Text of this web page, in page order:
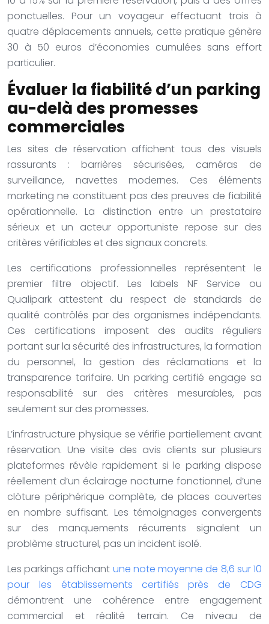
ponctuelles. Pour un voyageur effectuant trois à
quatre déplacements annuels, cette pratique génère
30 à 50 euros d’économies cumulées sans effort
particulier.
Évaluer la fiabilité d’un parking
au-delà des promesses
commerciales
Les sites de réservation affichent tous des visuels
rassurants : barrières sécurisées, caméras de
surveillance, navettes modernes. Ces éléments
marketing ne constituent pas des preuves de fiabilité
opérationnelle. La distinction entre un prestataire
sérieux et un acteur opportuniste repose sur des
critères vérifiables et des signaux concrets.
Les certifications professionnelles représentent le
premier filtre objectif. Les labels NF Service ou
Qualipark attestent du respect de standards de
qualité contrôlés par des organismes indépendants.
Ces certifications imposent des audits réguliers
portant sur la sécurité des infrastructures, la formation
du personnel, la gestion des réclamations et la
transparence tarifaire. Un parking certifié engage sa
responsabilité sur des critères mesurables, pas
seulement sur des promesses.
L’infrastructure physique se vérifie partiellement avant
réservation. Une visite des avis clients sur plusieurs
plateformes révèle rapidement si le parking dispose
réellement d’un éclairage nocturne fonctionnel, d’une
clôture périphérique complète, de places couvertes
en nombre suffisant. Les témoignages convergents
sur des manquements récurrents signalent un
problème structurel, pas un incident isolé.
Les parkings affichant une note moyenne de 8,6 sur 10
pour les établissements certifiés près de CDG
démontrent une cohérence entre engagement
commercial et réalité terrain. Ce niveau de